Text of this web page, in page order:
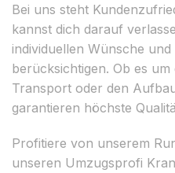
Bei uns steht
kannst dich darauf
individuellen Wünsche und
berücksichtigen. Ob es
Transport oder den
garantieren höchste
Profitiere von unserem
unseren Umzugsprofi